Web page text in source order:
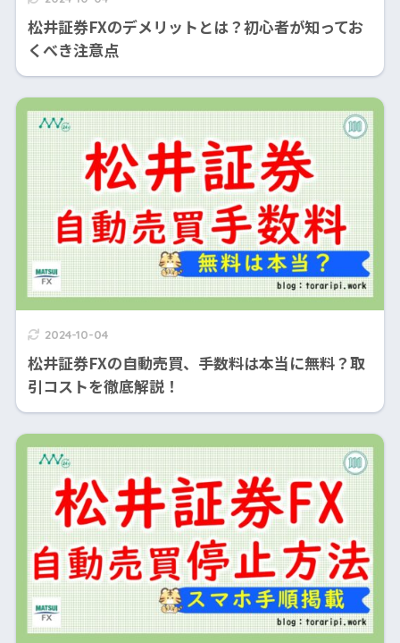
松井証券FXのデメリットとは？初心者が知ってお
くべき注意点
2024-10-04
松井証券FXの自動売買、手数料は本当に無料？取
引コストを徹底解説！